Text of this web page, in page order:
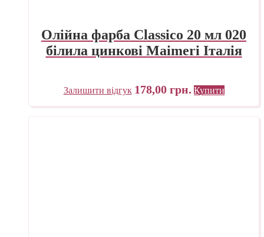
Олійна фарба Classico 20 мл 020
білила цинкові Maimeri Італія
Залишити відгук 178,00 грн. Купити